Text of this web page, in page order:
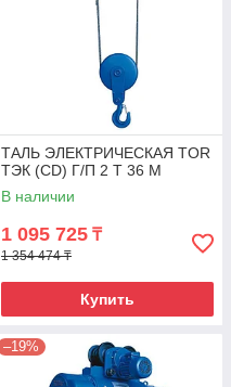
ТАЛЬ ЭЛЕКТРИЧЕСКАЯ TOR
ТЭК (CD) Г/П 2 Т 36 М
В наличии
1 095 725 ₸
1 354 474 ₸
Купить
–19%